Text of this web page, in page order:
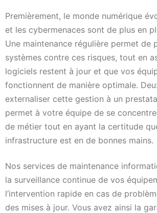
Premièrement, le monde numérique
et les cybermenaces sont de plus en
Une maintenance régulière permet de
systèmes contre ces risques, tout en
logiciels restent à jour et que vos
fonctionnent de manière optimale.
externaliser cette gestion à un
permet à votre équipe de se
de métier tout en ayant la certitude
infrastructure est en de bonnes mains.
Nos services de maintenance
la surveillance continue de vos
l’intervention rapide en cas de
des mises à jour. Vous avez ainsi la